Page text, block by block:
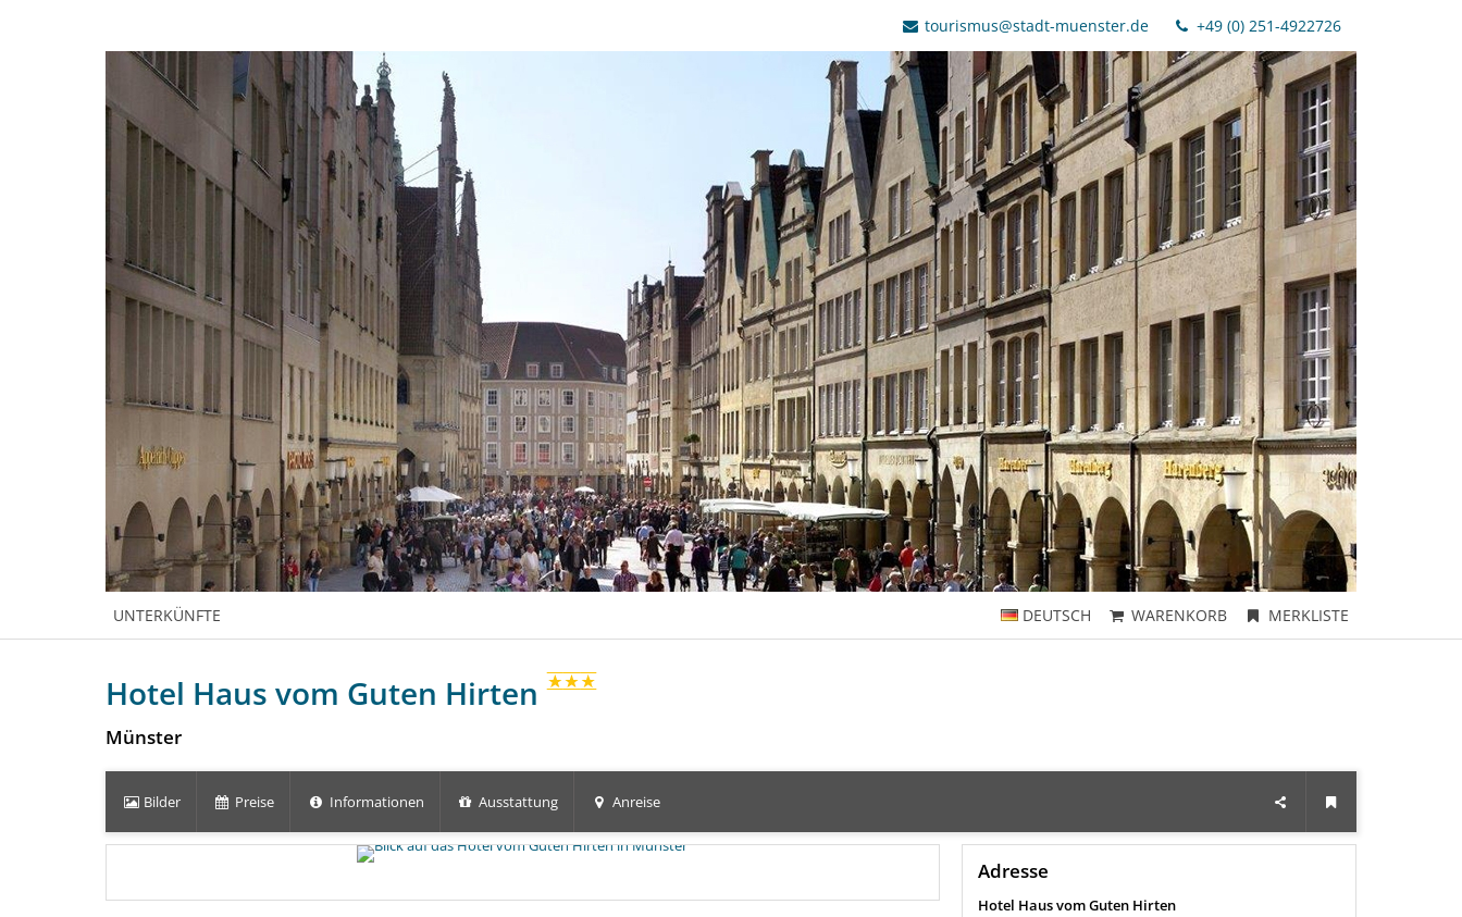
tourismus@stadt-muenster.de +49 (0) 251-4922726
DEUTSCH WARENKORB MERKLISTE
UNTERKÜNFTE
Hotel Haus vom Guten Hirten
Münster
Bilder Preise Informationen Ausstattung Anreise
Adresse
Hotel Haus vom Guten Hirten